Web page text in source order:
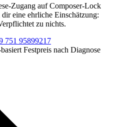
Zugang auf Composer-Lock
eine ehrliche Einschätzung:
zu nichts.
751 95899217
Festpreis nach Diagnose